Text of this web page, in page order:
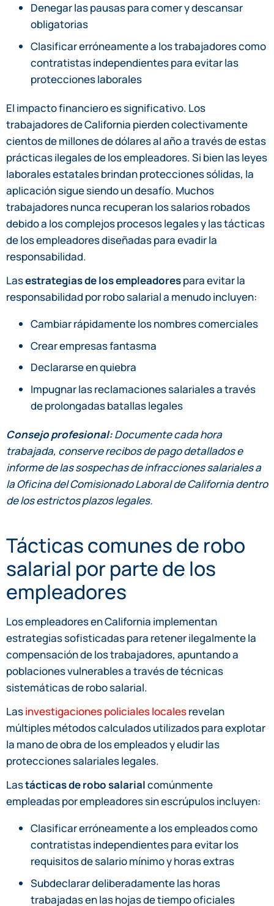
Denegar las pausas para comer y descansar
obligatorias
Clasificar erróneamente a los trabajadores como
contratistas independientes para evitar las
protecciones laborales
El impacto financiero es significativo. Los
trabajadores de California pierden colectivamente
cientos de millones de dólares al año a través de estas
prácticas ilegales de los empleadores. Si bien las leyes
laborales estatales brindan protecciones sólidas, la
aplicación sigue siendo un desafío. Muchos
trabajadores nunca recuperan los salarios robados
debido a los complejos procesos legales y las tácticas
de los empleadores diseñadas para evadir la
responsabilidad.
Lasestrategias de los empleadorespara evitar la
responsabilidad por robo salarial a menudo incluyen:
Cambiar rápidamente los nombres comerciales
Crear empresas fantasma
Declararse en quiebra
Impugnar las reclamaciones salariales a través
de prolongadas batallas legales
Consejo profesional:Documente cada hora
trabajada, conserve recibos de pago detallados e
informe de las sospechas de infracciones salariales a
la Oficina del Comisionado Laboral de California dentro
de los estrictos plazos legales.
Tácticas comunes de robo
salarial por parte de los
empleadores
Los empleadores en California implementan
estrategias sofisticadas para retener ilegalmente la
compensación de los trabajadores, apuntando a
poblaciones vulnerables a través de técnicas
sistemáticas de robo salarial.
Lasinvestigaciones policiales localesrevelan
múltiples métodos calculados utilizados para explotar
la mano de obra de los empleados y eludir las
protecciones salariales legales.
Lastácticas de robo salarialcomúnmente
empleadas por empleadores sin escrúpulos incluyen:
Clasificar erróneamente a los empleados como
contratistas independientes para evitar los
requisitos de salario mínimo y horas extras
Subdeclarar deliberadamente las horas
trabajadas en las hojas de tiempo oficiales